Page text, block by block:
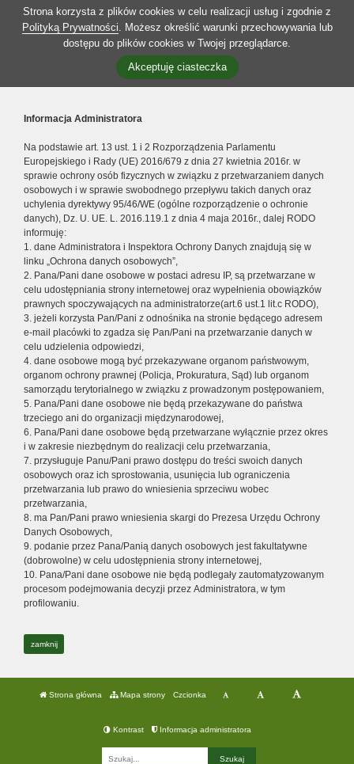
Strona korzysta z plików cookies w celu realizacji usług i zgodnie z
Polityką Prywatności. Możesz określić warunki przechowywania lub
dostępu do plików cookies w Twojej przeglądarce.
Akceptuję ciasteczka
Informacja Administratora
Na podstawie art. 13 ust. 1 i 2 Rozporządzenia Parlamentu
Europejskiego i Rady (UE) 2016/679 z dnia 27 kwietnia 2016r. w
sprawie ochrony osób fizycznych w związku z przetwarzaniem danych
osobowych i w sprawie swobodnego przepływu takich danych oraz
uchylenia dyrektywy 95/46/WE (ogólne rozporządzenie o ochronie
danych), Dz. U. UE. L. 2016.119.1 z dnia 4 maja 2016r., dalej RODO
informuję:
1. dane Administratora i Inspektora Ochrony Danych znajdują się w
linku „Ochrona danych osobowych”,
2. Pana/Pani dane osobowe w postaci adresu IP, są przetwarzane w
celu udostępniania strony internetowej oraz wypełnienia obowiązków
prawnych spoczywających na administratorze(art.6 ust.1 lit.c RODO),
3. jeżeli korzysta Pan/Pani z odnośnika na stronie będącego adresem
e-mail placówki to zgadza się Pan/Pani na przetwarzanie danych w
celu udzielenia odpowiedzi,
4. dane osobowe mogą być przekazywane organom państwowym,
organom ochrony prawnej (Policja, Prokuratura, Sąd) lub organom
samorządu terytorialnego w związku z prowadzonym postępowaniem,
5. Pana/Pani dane osobowe nie będą przekazywane do państwa
trzeciego ani do organizacji międzynarodowej,
6. Pana/Pani dane osobowe będą przetwarzane wyłącznie przez okres
i w zakresie niezbędnym do realizacji celu przetwarzania,
7. przysługuje Panu/Pani prawo dostępu do treści swoich danych
osobowych oraz ich sprostowania, usunięcia lub ograniczenia
przetwarzania lub prawo do wniesienia sprzeciwu wobec
przetwarzania,
8. ma Pan/Pani prawo wniesienia skargi do Prezesa Urzędu Ochrony
Danych Osobowych,
9. podanie przez Pana/Panią danych osobowych jest fakultatywne
(dobrowolne) w celu udostępnienia strony internetowej,
10. Pana/Pani dane osobowe nie będą podlegały zautomatyzowanym
procesom podejmowania decyzji przez Administratora, w tym
profilowaniu.
zamknij
Strona główna Mapa strony Czcionka
Kontrast Informacja administratora